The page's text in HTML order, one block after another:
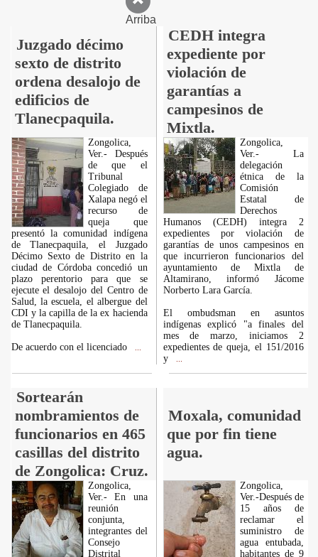
Arriba
Juzgado décimo
sexto de distrito
ordena desalojo de
edificios de
Tlanecpaquila.
CEDH integra
expediente por
violación de
garantías a
campesinos de
Mixtla.
Zongolica,
Ver.- Después
de que el
Tribunal
Colegiado de
Xalapa negó el
recurso de
queja que
presentó la comunidad indígena
de Tlanecpaquila, el Juzgado
Décimo Sexto de Distrito en la
ciudad de Córdoba concedió un
plazo perentorio para que se
ejecute el desalojo del Centro de
Salud, la escuela, el albergue del
CDI y la capilla de la ex hacienda
de Tlanecpaquila.
De acuerdo con el licenciado
Zongolica,
Ver.- La
delegación
étnica de la
Comisión
Estatal de
Derechos
Humanos (CEDH) integra 2
expedientes por violación de
garantías de unos campesinos en
que incurrieron funcionarios del
ayuntamiento de Mixtla de
Altamirano, informó Jácome
Norberto Lara García.
El ombudsman en asuntos
indígenas explicó "a finales del
mes de marzo, iniciamos 2
expedientes de queja, el 151/2016
y
Sortearán
nombramientos de
funcionarios en 465
casillas del distrito
de Zongolica: Cruz.
Moxala, comunidad
que por fin tiene
agua.
Zongolica,
Ver.- En una
reunión
conjunta,
integrantes del
Consejo
Distrital
Zongolica,
Ver.-Después de
15 años de
reclamar el
suministro de
agua entubada,
habitantes de 9